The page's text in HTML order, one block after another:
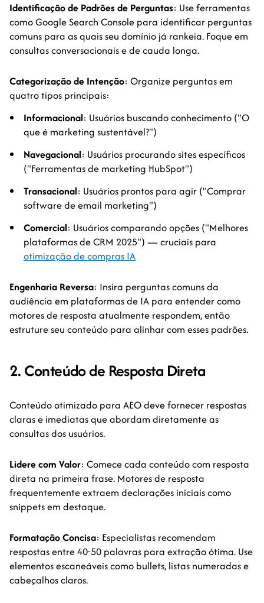
Identificação de Padrões de Perguntas: Use ferramentas
como Google Search Console para identificar perguntas
comuns para as quais seu domínio já rankeia. Foque em
consultas conversacionais e de cauda longa.
Categorização de Intenção: Organize perguntas em
quatro tipos principais:
Informacional: Usuários buscando conhecimento ("O
que é marketing sustentável?")
Navegacional: Usuários procurando sites específicos
("Ferramentas de marketing HubSpot")
Transacional: Usuários prontos para agir ("Comprar
software de email marketing")
Comercial: Usuários comparando opções ("Melhores
plataformas de CRM 2025") — cruciais para
otimização de compras IA
Engenharia Reversa: Insira perguntas comuns da
audiência em plataformas de IA para entender como
motores de resposta atualmente respondem, então
estruture seu conteúdo para alinhar com esses padrões.
2. Conteúdo de Resposta Direta
Conteúdo otimizado para AEO deve fornecer respostas
claras e imediatas que abordam diretamente as
consultas dos usuários.
Lidere com Valor: Comece cada conteúdo com resposta
direta na primeira frase. Motores de resposta
frequentemente extraem declarações iniciais como
snippets em destaque.
Formatação Concisa: Especialistas recomendam
respostas entre 40-50 palavras para extração ótima. Use
elementos escaneáveis como bullets, listas numeradas e
cabeçalhos claros.